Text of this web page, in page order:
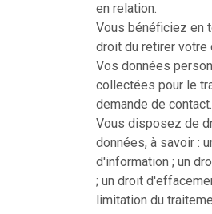
en relation.
Vous bénéficiez en
droit du retirer votre
Vos données
collectées pour le
demande de contact.
Vous disposez de
données, à savoir :
d'information ; un
; un droit
limitation du